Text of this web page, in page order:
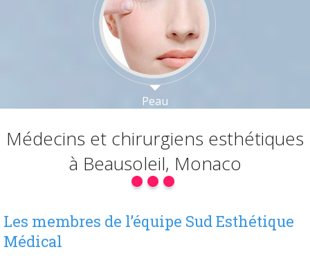
Peau
Médecins et chirurgiens esthétiques
à Beausoleil, Monaco
Les membres de l’équipe Sud Esthétique
Médical